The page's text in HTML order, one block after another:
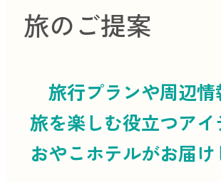
旅のご提案
旅行プランや周辺情
旅を楽しむ役立つアイ
おやこホテルがお届け